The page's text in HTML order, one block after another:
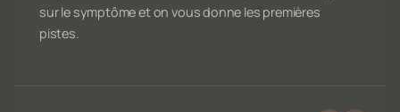
sur le symptôme et on vous donne les premières
pistes.